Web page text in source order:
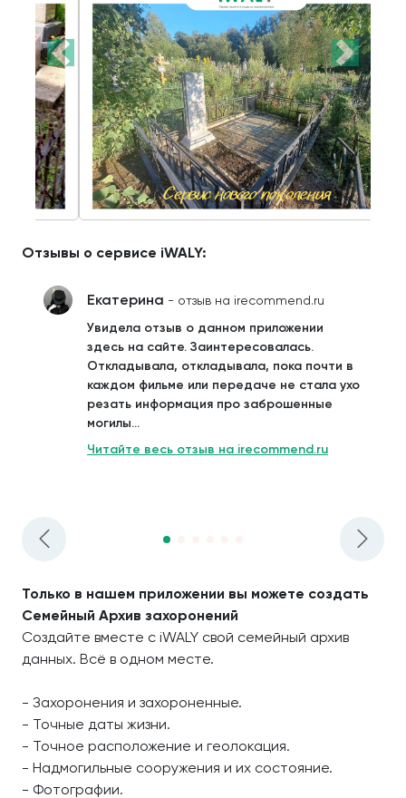
Отзывы о сервисе iWALY:
Екатерина - отзыв на irecommend.ru
Увидела отзыв о данном приложении
здесь на сайте. Заинтересовалась.
Откладывала, откладывала, пока почти в
каждом фильме или передаче не стала ухо
резать информация про заброшенные
могилы...
Читайте весь отзыв на irecommend.ru
Только в нашем приложении вы можете создать
Семейный Архив захоронений
Создайте вместе с iWALY свой семейный архив
данных. Всё в одном месте.
- Захоронения и захороненные.
- Точные даты жизни.
- Точное расположение и геолокация.
- Надмогильные сооружения и их состояние.
- Фотографии.